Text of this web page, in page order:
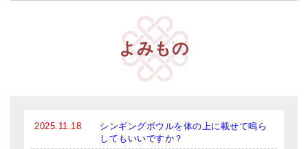
特大シンギングボウル・特殊柄
スティック・マレット・リング（台座）
プレミアム・ティンシャ（L・M）
よみもの
2025.11.18
シンギングボウルを体の上に載せて鳴ら
してもいいですか？